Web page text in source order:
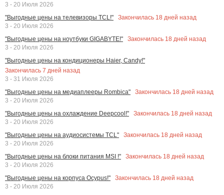
3 - 20 Июля 2026
"Выгодные цены на телевизоры TCL!"
Закончилась 18 дней назад
3 - 20 Июля 2026
"Выгодные цены на ноутбуки GIGABYTE!"
Закончилась 18 дней назад
3 - 20 Июля 2026
"Выгодные цены на кондиционеры Haier, Candy!"
Закончилась 7 дней назад
3 - 31 Июля 2026
"Выгодные цены на медиаплееры Rombica"
Закончилась 18 дней назад
3 - 20 Июля 2026
"Выгодные цены на охлаждение Deepcool!"
Закончилась 18 дней назад
3 - 20 Июля 2026
"Выгодные цены на аудиосистемы TCL"
Закончилась 18 дней назад
3 - 20 Июля 2026
"Выгодные цены на блоки питания MSI !"
Закончилась 18 дней назад
3 - 20 Июля 2026
"Выгодные цены на корпуса Ocypus!"
Закончилась 18 дней назад
3 - 20 Июля 2026